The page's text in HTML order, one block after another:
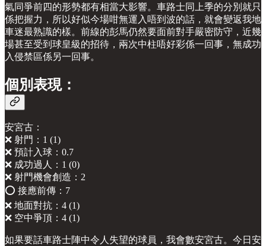
氣同爭前四的形勢都有相當大影響。車路士同上季的分別就只
係把握力，所以好似今場咁無運入唔到波的話，就會變返我地
車迷最熟識的樣。前線的彭馬仍然要面前對手嚴密防守，近幾
場甚至受到球皇級的招待，兩次中柱唔好彩係一回事，無成功
入侵禁區係另一回事。
個別表現：
安宮古：
❌ 射門：1 (1)
❌ 預計入球：0.7
❌ 成功過人：1 (0)
❌ 射門機會創造：2
⭕️ 接應前傳：7
❌ 地面對抗：4 (1)
❌ 空中爭頂：4 (1)
如果要話車路士陣中令人失望的球員，我會數安宮古。今日安